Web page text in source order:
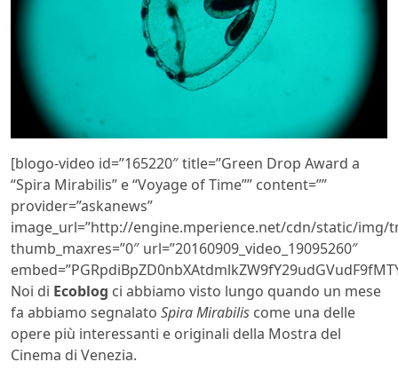
[blogo-video id=”165220″ title=”Green Drop Award a
“Spira Mirabilis” e “Voyage of Time”” content=””
provider=”askanews”
image_url=”http://engine.mperience.net/cdn/static/img/
thumb_maxres=”0″ url=”20160909_video_19095260″
Noi di Ecoblog ci abbiamo visto lungo quando un mese
fa abbiamo segnalato Spira Mirabilis come una delle
opere più interessanti e originali della Mostra del
Cinema di Venezia.